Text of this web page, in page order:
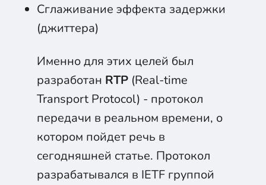
Сглаживание эффекта задержки
(джиттера)
Именно для этих целей был
разработан RTP (Real-time
Transport Protocol) - протокол
передачи в реальном времени, о
котором пойдет речь в
сегодняшней статье. Протокол
разрабатывался в IETF группой